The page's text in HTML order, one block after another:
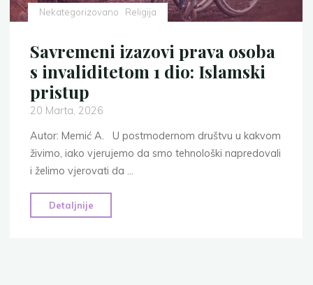
Nekategorizovano Religija
Savremeni izazovi prava osoba
s invaliditetom 1 dio: Islamski
pristup
20 Marta, 2026
Autor: Memić A. U postmodernom društvu u kakvom
živimo, iako vjerujemo da smo tehnološki napredovali
i želimo vjerovati da …
Detaljnije
izazovi